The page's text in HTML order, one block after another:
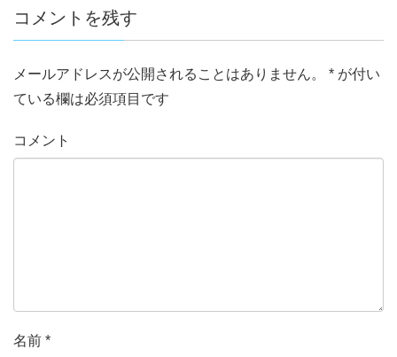
コメントを残す
メールアドレスが公開されることはありません。 * が付い
ている欄は必須項目です
コメント
名前 *